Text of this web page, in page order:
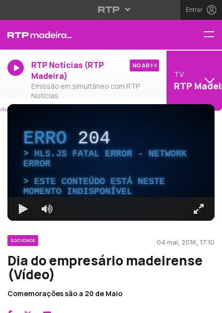
Entrar
RTP Notícias (RTP
Madeira)
Emissão em simultâneo com RTP
Notícias
NO AR
TV
RTP
ERRO204
HLS.JS FATAL ERROR - NETWORK
ERROR
ESTE CONTEÚDO ESTÁ NESTE
MOMENTO INDISPONÍVEL
SOCIEDADE 04 mai, 2016, 17:10
Dia do empresário madeirense
(Vídeo)
Comemorações são a 20 de Maio